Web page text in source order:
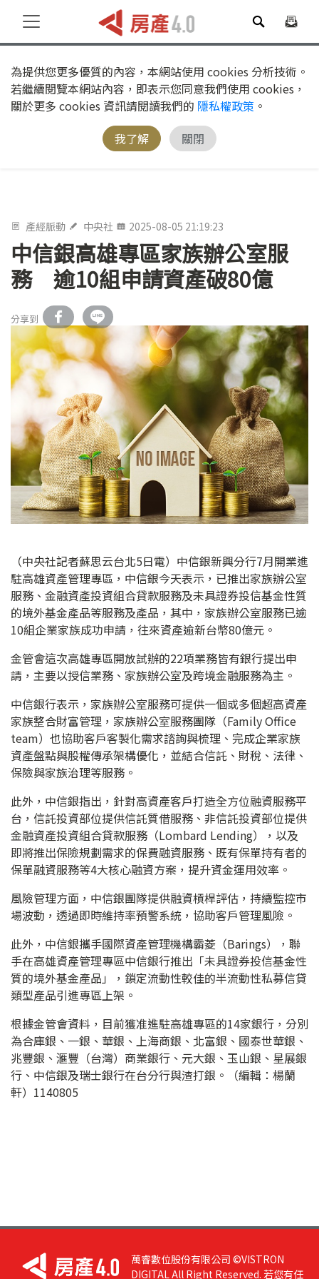
為提供您更多優質的內容，本網站使用 cookies 分析技術。
若繼續閱覽本網站內容，即表示您同意我們使用 cookies，
關於更多 cookies 資訊請閱讀我們的 隱私權政策 。
我了解
關閉
產經脈動 中央社 2025-08-05 21:19:23
中信銀高雄專區家族辦公室服
務 逾10組申請資產破80億
分享到
（中央社記者蘇思云台北5日電）中信銀新興分行7月開業進
駐高雄資產管理專區，中信銀今天表示，已推出家族辦公室
服務、金融資產投資組合貸款服務及未具證券投信基金性質
的境外基金產品等服務及產品，其中，家族辦公室服務已逾
10組企業家族成功申請，往來資產逾新台幣80億元。
金管會這次高雄專區開放試辦的22項業務皆有銀行提出申
請，主要以授信業務、家族辦公室及跨境金融服務為主。
中信銀行表示，家族辦公室服務可提供一個或多個超高資產
家族整合財富管理，家族辦公室服務團隊（Family Office
team）也協助客戶客製化需求諮詢與梳理、完成企業家族
資產盤點與股權傳承架構優化，並結合信託、財稅、法律、
保險與家族治理等服務。
此外，中信銀指出，針對高資產客戶打造全方位融資服務平
台，信託投資部位提供信託質借服務、非信託投資部位提供
金融資產投資組合貸款服務（Lombard Lending），以及
即將推出保險規劃需求的保費融資服務、既有保單持有者的
保單融資服務等4大核心融資方案，提升資金運用效率。
風險管理方面，中信銀團隊提供融資槓桿評估，持續監控市
場波動，透過即時維持率預警系統，協助客戶管理風險。
此外，中信銀攜手國際資產管理機構霸菱（Barings），聯
手在高雄資產管理專區中信銀行推出「未具證券投信基金性
質的境外基金產品」，鎖定流動性較佳的半流動性私募信貸
類型產品引進專區上架。
根據金管會資料，目前獲准進駐高雄專區的14家銀行，分別
為合庫銀、一銀、華銀、上海商銀、北富銀、國泰世華銀、
兆豐銀、滙豐（台灣）商業銀行、元大銀、玉山銀、星展銀
行、中信銀及瑞士銀行在台分行與渣打銀。（編輯：楊蘭
軒）1140805
萬睿數位股份有限公司 ©VISTRON
DIGITAL All Right Reserved. 若您有任